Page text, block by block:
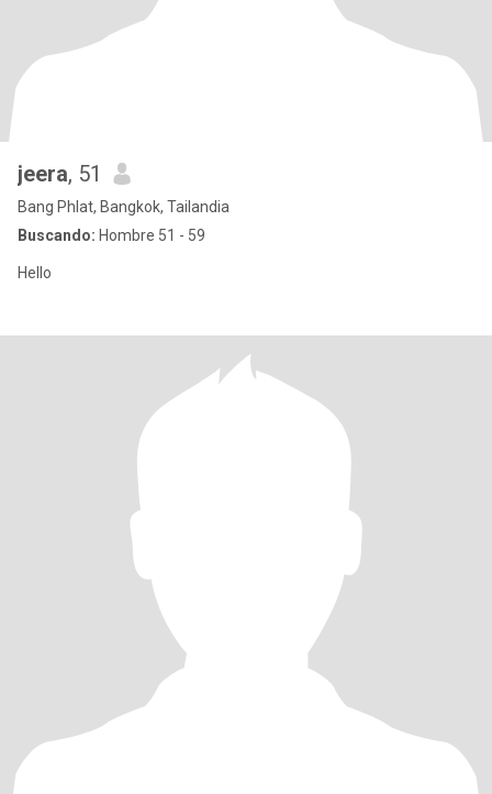
jeera, 51
Bang Phlat, Bangkok, Tailandia
Buscando: Hombre 51 - 59
Hello